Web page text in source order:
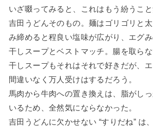
いざ啜ってみると、これはもう紛うこ
吉田うどんそのもの。麺はゴリゴリと
み締めると程良い塩味が広がり、エグ
干しスープとベストマッチ。腸を取ら
干しスープもそれはそれで好きだが、
間違いなく万人受けはするだろう。
馬肉から牛肉への置き換えは、脂がし
いるため、全然気にならなかった。
吉田うどんに欠かせない “すりだね” は